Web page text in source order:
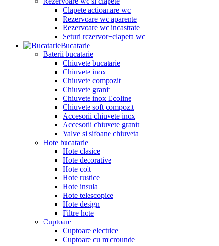
Clapete actioanare wc
Rezervoare wc aparente
Rezervoare wc incastrate
Seturi rezervor+clapeta wc
Bucatarie
Baterii bucatarie
Chiuvete bucatarie
Chiuvete inox
Chiuvete compozit
Chiuvete granit
Chiuvete inox Ecoline
Chiuvete soft compozit
Accesorii chiuvete inox
Accesorii chiuvete granit
Valve si sifoane chiuveta
Hote bucatarie
Hote clasice
Hote decorative
Hote colt
Hote rustice
Hote insula
Hote telescopice
Hote design
Filtre hote
Cuptoare
Cuptoare electrice
Cuptoare cu microunde